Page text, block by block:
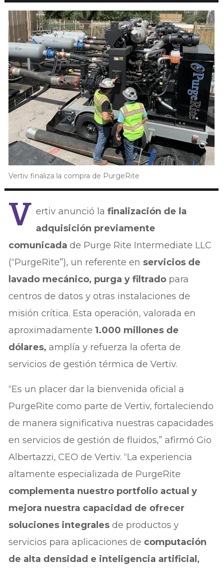
Vertiv finaliza la compra de PurgeRite
V ertiv anunció lafinalización de la
adquisición previamente
comunicada de Purge Rite Intermediate LLC
(“PurgeRite”), un referente en servicios de
lavado mecánico, purga y filtrado para
centros de datos y otras instalaciones de
misión crítica. Esta operación, valorada en
aproximadamente 1.000 millones de
dólares, amplía y refuerza la oferta de
servicios de gestión térmica de Vertiv.
“Es un placer dar la bienvenida oficial a
PurgeRite como parte de Vertiv, fortaleciendo
de manera significativa nuestras capacidades
en servicios de gestión de fluidos,” afirmó Gio
Albertazzi, CEO de Vertiv. “La experiencia
altamente especializada de PurgeRite
complementa nuestro portfolio actual y
mejora nuestra capacidad de ofrecer
soluciones integrales de productos y
servicios para aplicaciones de computación
de alta densidad e inteligencia artificial,